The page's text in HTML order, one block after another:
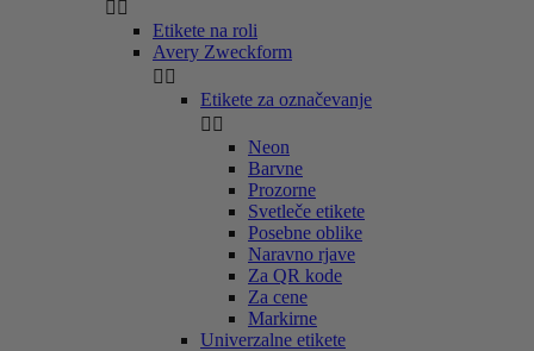
 
Etikete na roli
Avery Zweckform
 
Etikete za označevanje
 
Neon
Barvne
Prozorne
Svetleče etikete
Posebne oblike
Naravno rjave
Za QR kode
Za cene
Markirne
Univerzalne etikete